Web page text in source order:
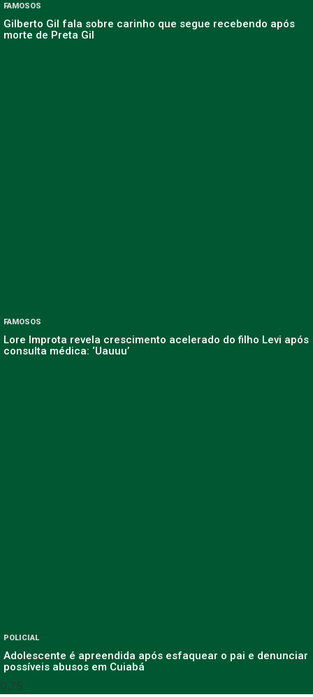
FAMOSOS
Gilberto Gil fala sobre carinho que segue recebendo após
morte de Preta Gil
FAMOSOS
Lore Improta revela crescimento acelerado do filho Levi após
consulta médica: ‘Uauuu’
POLICIAL
Adolescente é apreendida após esfaquear o pai e denunciar
possíveis abusos em Cuiabá